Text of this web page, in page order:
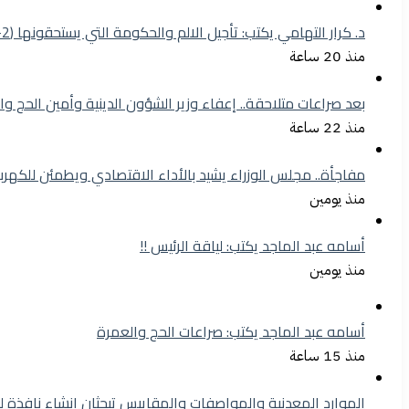
د. كرار التهامي يكتب: تأجيل الالم والحكومة التي يستحقونها (2-1)
منذ 20 ساعة
بعد صراعات متلاحقة.. إعفاء وزير الشؤون الدينية وأمين الحج
منذ 22 ساعة
مفاجأة.. مجلس الوزراء يشيد بالأداء الاقتصادي ويطمئن
منذ يومين
أسامه عبد الماجد يكتب: لياقة الرئيس !!
منذ يومين
أسامه عبد الماجد يكتب: صراعات الحج والعمرة
منذ 15 ساعة
الموارد المعدنية والمواصفات والمقاييس تبحثان إنشاء